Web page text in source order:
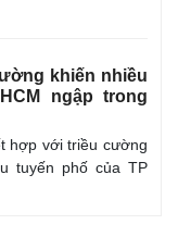
khiến nhiều
ngập trong
hợp với triều cường
tuyến phố của TP